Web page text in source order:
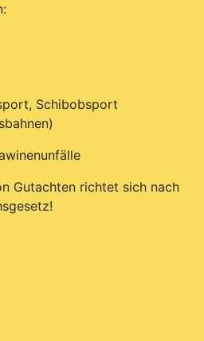
Schibobsport
Gutachten richtet sich nach